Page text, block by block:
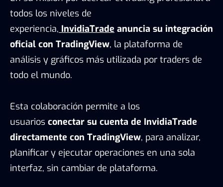
todos los niveles de
experiencia, InvidiaTrade anuncia su integración
oficial con TradingView, la plataforma de
análisis y gráficos más utilizada por traders de
todo el mundo.
Esta colaboración permite a los
usuarios conectar su cuenta de InvidiaTrade
directamente con TradingView, para analizar,
planificar y ejecutar operaciones en una sola
interfaz, sin cambiar de plataforma.